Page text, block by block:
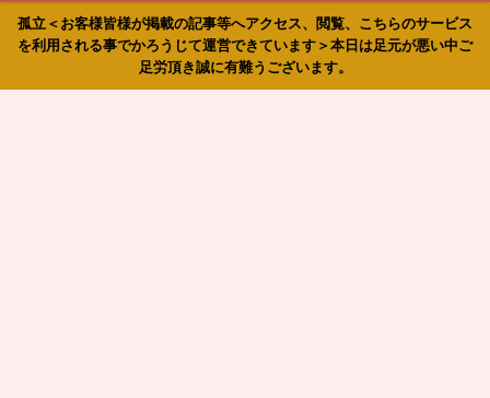
孤立＜お客様皆様が掲載の記事等へアクセス、閲覧、こちらのサービス
を利用される事でかろうじて運営できています＞本日は足元が悪い中ご
足労頂き誠に有難うございます。